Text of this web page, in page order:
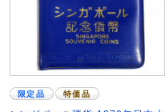
限定品 特価品